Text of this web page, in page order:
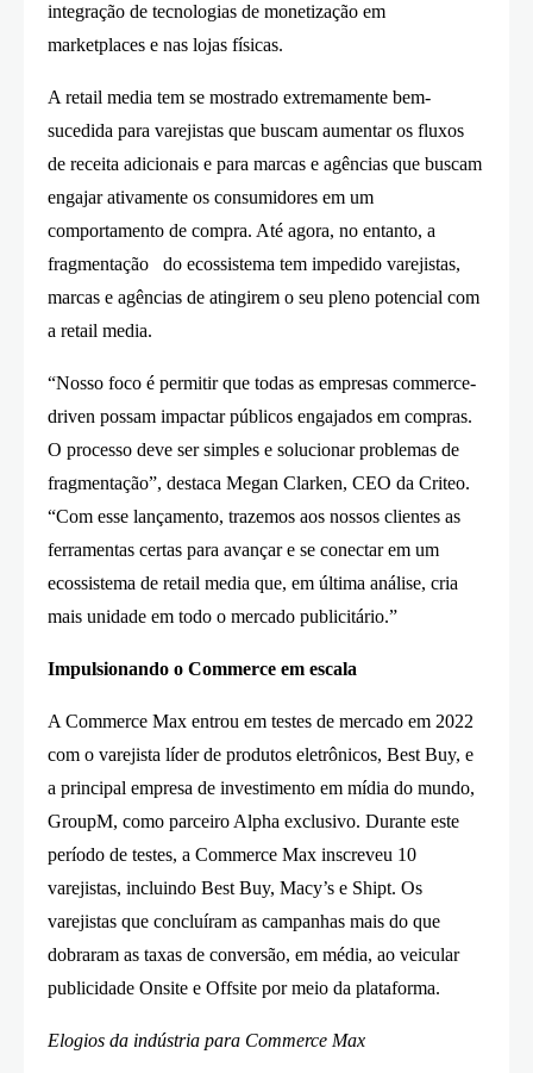
integração de tecnologias de monetização em
marketplaces e nas lojas físicas.
A retail media tem se mostrado extremamente bem-
sucedida para varejistas que buscam aumentar os fluxos
de receita adicionais e para marcas e agências que buscam
engajar ativamente os consumidores em um
comportamento de compra. Até agora, no entanto, a
fragmentação do ecossistema tem impedido varejistas,
marcas e agências de atingirem o seu pleno potencial com
a retail media.
“Nosso foco é permitir que todas as empresas commerce-
driven possam impactar públicos engajados em compras.
O processo deve ser simples e solucionar problemas de
fragmentação”, destaca Megan Clarken, CEO da Criteo.
“Com esse lançamento, trazemos aos nossos clientes as
ferramentas certas para avançar e se conectar em um
ecossistema de retail media que, em última análise, cria
mais unidade em todo o mercado publicitário.”
Impulsionando o Commerce em escala
A Commerce Max entrou em testes de mercado em 2022
com o varejista líder de produtos eletrônicos, Best Buy, e
a principal empresa de investimento em mídia do mundo,
GroupM, como parceiro Alpha exclusivo. Durante este
período de testes, a Commerce Max inscreveu 10
varejistas, incluindo Best Buy, Macy’s e Shipt. Os
varejistas que concluíram as campanhas mais do que
dobraram as taxas de conversão, em média, ao veicular
publicidade Onsite e Offsite por meio da plataforma.
Elogios da indústria para Commerce Max